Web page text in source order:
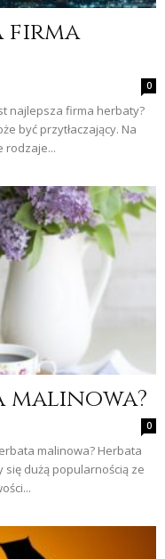
firma
0
najlepsza firma herbaty?
być przytłaczający. Na
rodzaje...
malinowa?
0
malinowa? Herbata
dużą popularnością ze